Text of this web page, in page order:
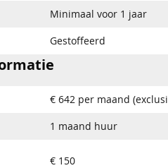
Minimaal voor 1 jaar
Gestoffeerd
€ 642 per maand
1 maand huur
€ 150